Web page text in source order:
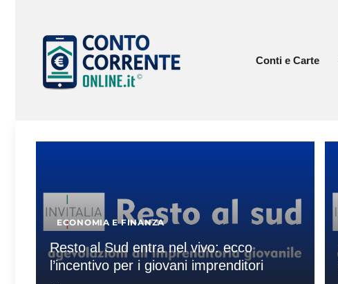
contenuto
Conti e Carte
ECONOMIA E FINANZA
Resto al Sud entra nel vivo: ecco
l’incentivo per i giovani imprenditori